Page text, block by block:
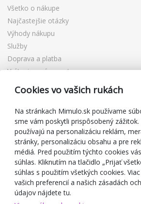
Všetko o nákupe
Najčastejšie otázky
Výhody nákupu
Služby
Doprava a platba
Vrátenie a výmena tovaru
Reklamácia
Darčekové poukážky
Zľavové kupóny
Blog
O predajcovi
Mimulo.sk
Obchodné podmienky
Ochrana osobných údajov GDPR
Kontakty
Cookies vo vašich rukách
Na stránkach Mimulo.sk používame
sme vám poskytli prispôsobený zážitok.
používajú na personalizáciu reklám,
stránky, personalizáciu obsahu a pre
médiá. Pred použitím týchto cookies
súhlas. Kliknutím na tlačidlo „Prijať
súhlas s použitím všetkých cookies.
vašich preferencií a našich zásadách
údajov nájdete tu.